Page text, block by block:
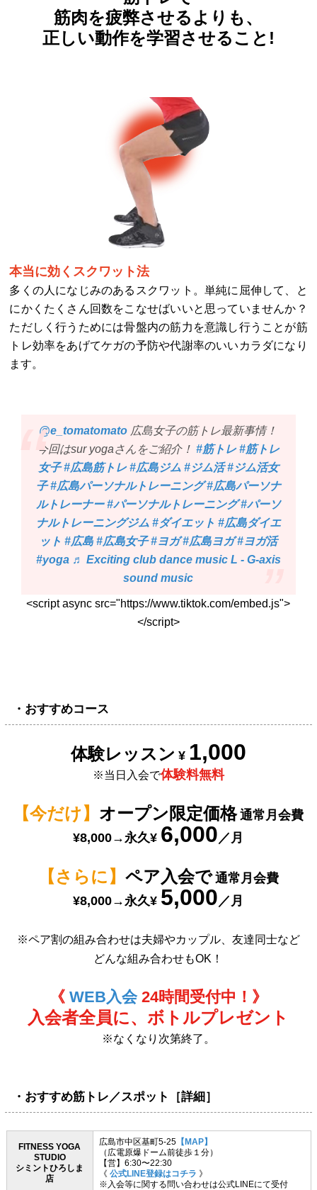
筋肉を疲弊させるよりも、
正しい動作を学習させること!
本当に効くスクワット法
多くの人になじみのあるスクワット。単純に屈伸して、と
にかくたくさん回数をこなせばいいと思っていませんか？
ただしく行うためには骨盤内の筋力を意識し行うことが筋
トレ効率をあげてケガの予防や代謝率のいいカラダになり
ます。
@e_tomatomato 広島女子の筋トレ最新事情！
今回はsur yogaさんをご紹介！#筋トレ #筋トレ
女子 #広島筋トレ #広島ジム #ジム活 #ジム活女
子 #広島パーソナルトレーニング #広島パーソナ
ルトレーナー #パーソナルトレーニング #パーソ
ナルトレーニングジム #ダイエット #広島ダイエ
ット #広島 #広島女子 #ヨガ #広島ヨガ #ヨガ活
#yoga ♬ Exciting club dance music L - G-axis
sound music
<script async src="https://www.tiktok.com/embed.js">
</script>
・おすすめコース
体験レッスン ¥ 1,000
※当日入会で体験料無料
【今だけ】 オープン限定価格 通常月会費
¥8,000→永久¥ 6,000 ／月
【さらに】 ペア入会で 通常月会費
¥8,000→永久¥ 5,000 ／月
※ペア割の組み合わせは夫婦やカップル、友達同士など
どんな組み合わせもOK！
《 WEB入会24時間受付中！》
入会者全員に、ボトルプレゼント
※なくなり次第終了。
・おすすめ筋トレ／スポット［詳細］
FITNESS YOGA
STUDIO
シミントひろしま
店
広島市中区基町5-25 【MAP】
（広電原爆ドーム前徒歩１分）
【営】6:30〜22:30
《公式LINE登録はコチラ 》
※入会等に関する問い合わせは公式LINEにて受付